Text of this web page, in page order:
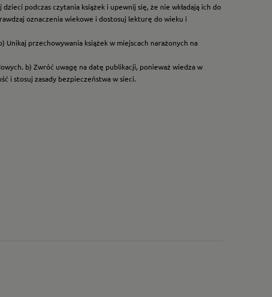
podczas czytania książek i upewnij się, że nie wkładają ich do
oznaczenia wiekowe i dostosuj lekturę do wieku i
przechowywania książek w miejscach narażonych na
b) Zwróć uwagę na datę publikacji, ponieważ wiedza w
i stosuj zasady bezpieczeństwa w sieci.